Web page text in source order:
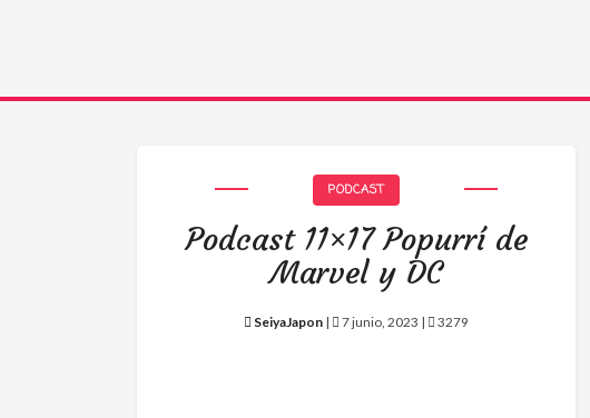
PODCAST
Podcast 11×17 Popurrí de
Marvel y DC
SeiyaJapon | 7 junio, 2023 | 3279